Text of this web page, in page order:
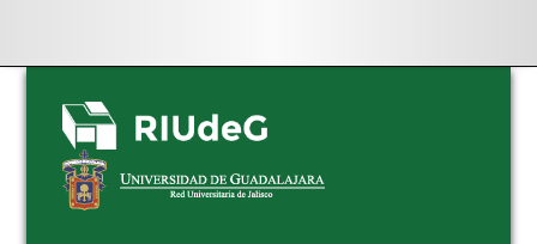
Skip
navigation